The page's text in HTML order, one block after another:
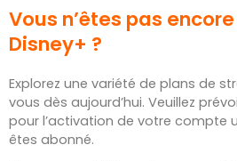
Vous n’êtes pas
Disney+ ?
Explorez une variété de plans de
vous dès aujourd’hui. Veuillez
pour l’activation de votre compte
êtes abonné.